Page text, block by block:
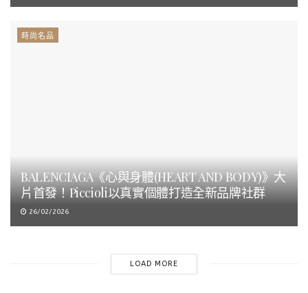
時尚名品
BALENCIAGA《心與身體(HEART AND BODY)》大
片首發！Piccioli以真實個體打造全新品牌社群
26/02/2026
LOAD MORE